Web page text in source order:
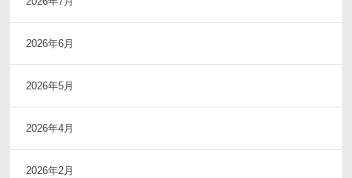
2026年6月
2026年5月
2026年4月
2026年2月